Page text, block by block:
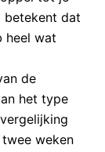
betekent dat
heel wat
de
het type
weken